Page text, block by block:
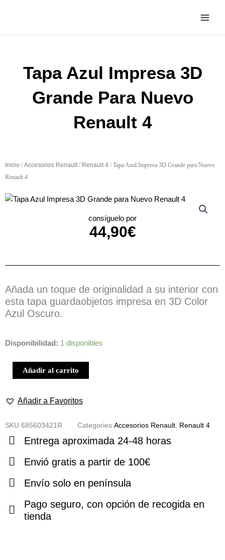
Tapa Azul Impresa 3D
Grande Para Nuevo
Renault 4
Inicio /Accesorios Renault / Renault 4 / Tapa Azul Impresa 3D Grande para Nuevo
Renault 4
consíguelo por
44,90€
Añada un toque de originalidad a su interior con
esta tapa guardaobjetos impresa en 3D Color
Azul Oscuro.
Disponibilidad: 1 disponibles
Tapa
Impresa
3D
para
Renault
Añadir al carrito
Añadir a Favoritos
SKU 685603421R Categories Accesorios Renault, Renault 4
Entrega aproximada 24-48 horas
Envió gratis a partir de 100€
Envío solo en península
Pago seguro, con opción de recogida en
tienda